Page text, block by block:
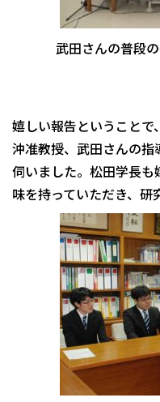
武田さんの普段
嬉しい報告ということで
沖准教授、武田さんの
伺いました。松田学長
味を持っていただき、研